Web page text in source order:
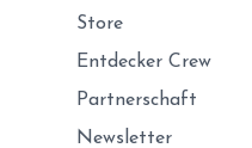
Store
Entdecker Crew
Partnerschaft
Newsletter